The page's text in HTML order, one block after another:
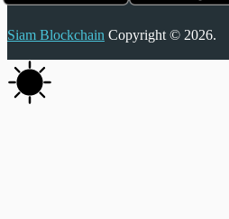
Siam Blockchain Copyright © 2026.